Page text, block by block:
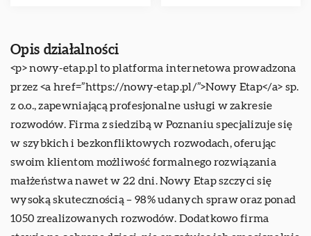
Opis działalności
<p> nowy-etap.pl to platforma internetowa prowadzona
przez <a href=”https://nowy-etap.pl/”>Nowy Etap</a> sp.
z o.o., zapewniającą profesjonalne usługi w zakresie
rozwodów. Firma z siedzibą w Poznaniu specjalizuje się
w szybkich i bezkonfliktowych rozwodach, oferując
swoim klientom możliwość formalnego rozwiązania
małżeństwa nawet w 22 dni. Nowy Etap szczyci się
wysoką skutecznością – 98% udanych spraw oraz ponad
1050 zrealizowanych rozwodów. Dodatkowo firma